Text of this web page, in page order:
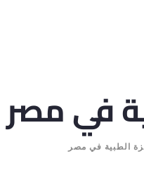
في مصر
الطبية في مصر